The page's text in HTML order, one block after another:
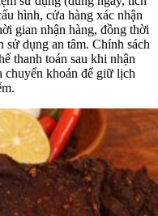
hình, cửa hàng xác nhận
gian nhận hàng, đồng thời
sử dụng an tâm. Chính sách
thanh toán sau khi nhận
chuyển khoản để giữ lịch